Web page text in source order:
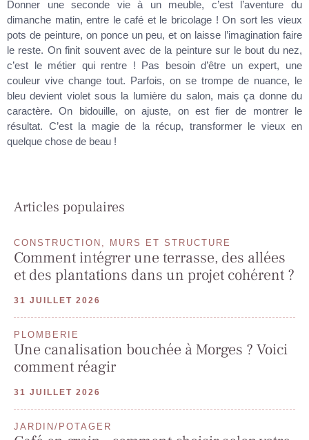
Donner une seconde vie à un meuble, c’est l’aventure du
dimanche matin, entre le café et le bricolage ! On sort les vieux
pots de peinture, on ponce un peu, et on laisse l’imagination faire
le reste. On finit souvent avec de la peinture sur le bout du nez,
c’est le métier qui rentre ! Pas besoin d’être un expert, une
couleur vive change tout. Parfois, on se trompe de nuance, le
bleu devient violet sous la lumière du salon, mais ça donne du
caractère. On bidouille, on ajuste, on est fier de montrer le
résultat. C’est la magie de la récup, transformer le vieux en
quelque chose de beau !
Articles populaires
CONSTRUCTION, MURS ET STRUCTURE
Comment intégrer une terrasse, des allées
et des plantations dans un projet cohérent ?
31 JUILLET 2026
PLOMBERIE
Une canalisation bouchée à Morges ? Voici
comment réagir
31 JUILLET 2026
JARDIN/POTAGER